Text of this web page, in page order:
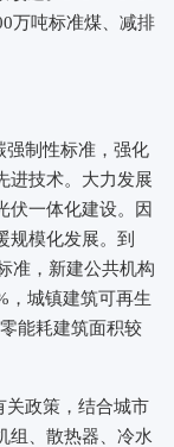
万吨标准煤、减排
强制性标准，强化
进技术。大力发展
伏一体化建设。因
规模化发展。到
准，新建公共机构
，城镇建筑可再生
能耗建筑面积较
关政策，结合城市
组、散热器、冷水